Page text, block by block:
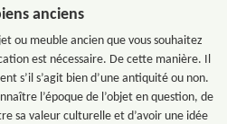
anciens
ou meuble ancien que vous souhaitez
est nécessaire. De cette manière. Il
s’il s’agit bien d’une antiquité ou non.
l’époque de l’objet en question, de
sa valeur culturelle et d’avoir une idée